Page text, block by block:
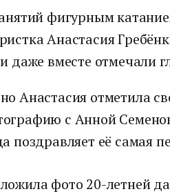
фигурным
Анастасия
даже вместе отмечали
Анастасия отметила
с Анной
поздравляет её самая
фото 20-летней